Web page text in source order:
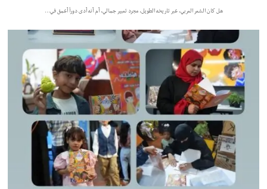
هل كان الشعر العربي، عبر تاريخه الطويل، مجرد تعبير جمالي، أم أنه أدى دوراً أعمق في…